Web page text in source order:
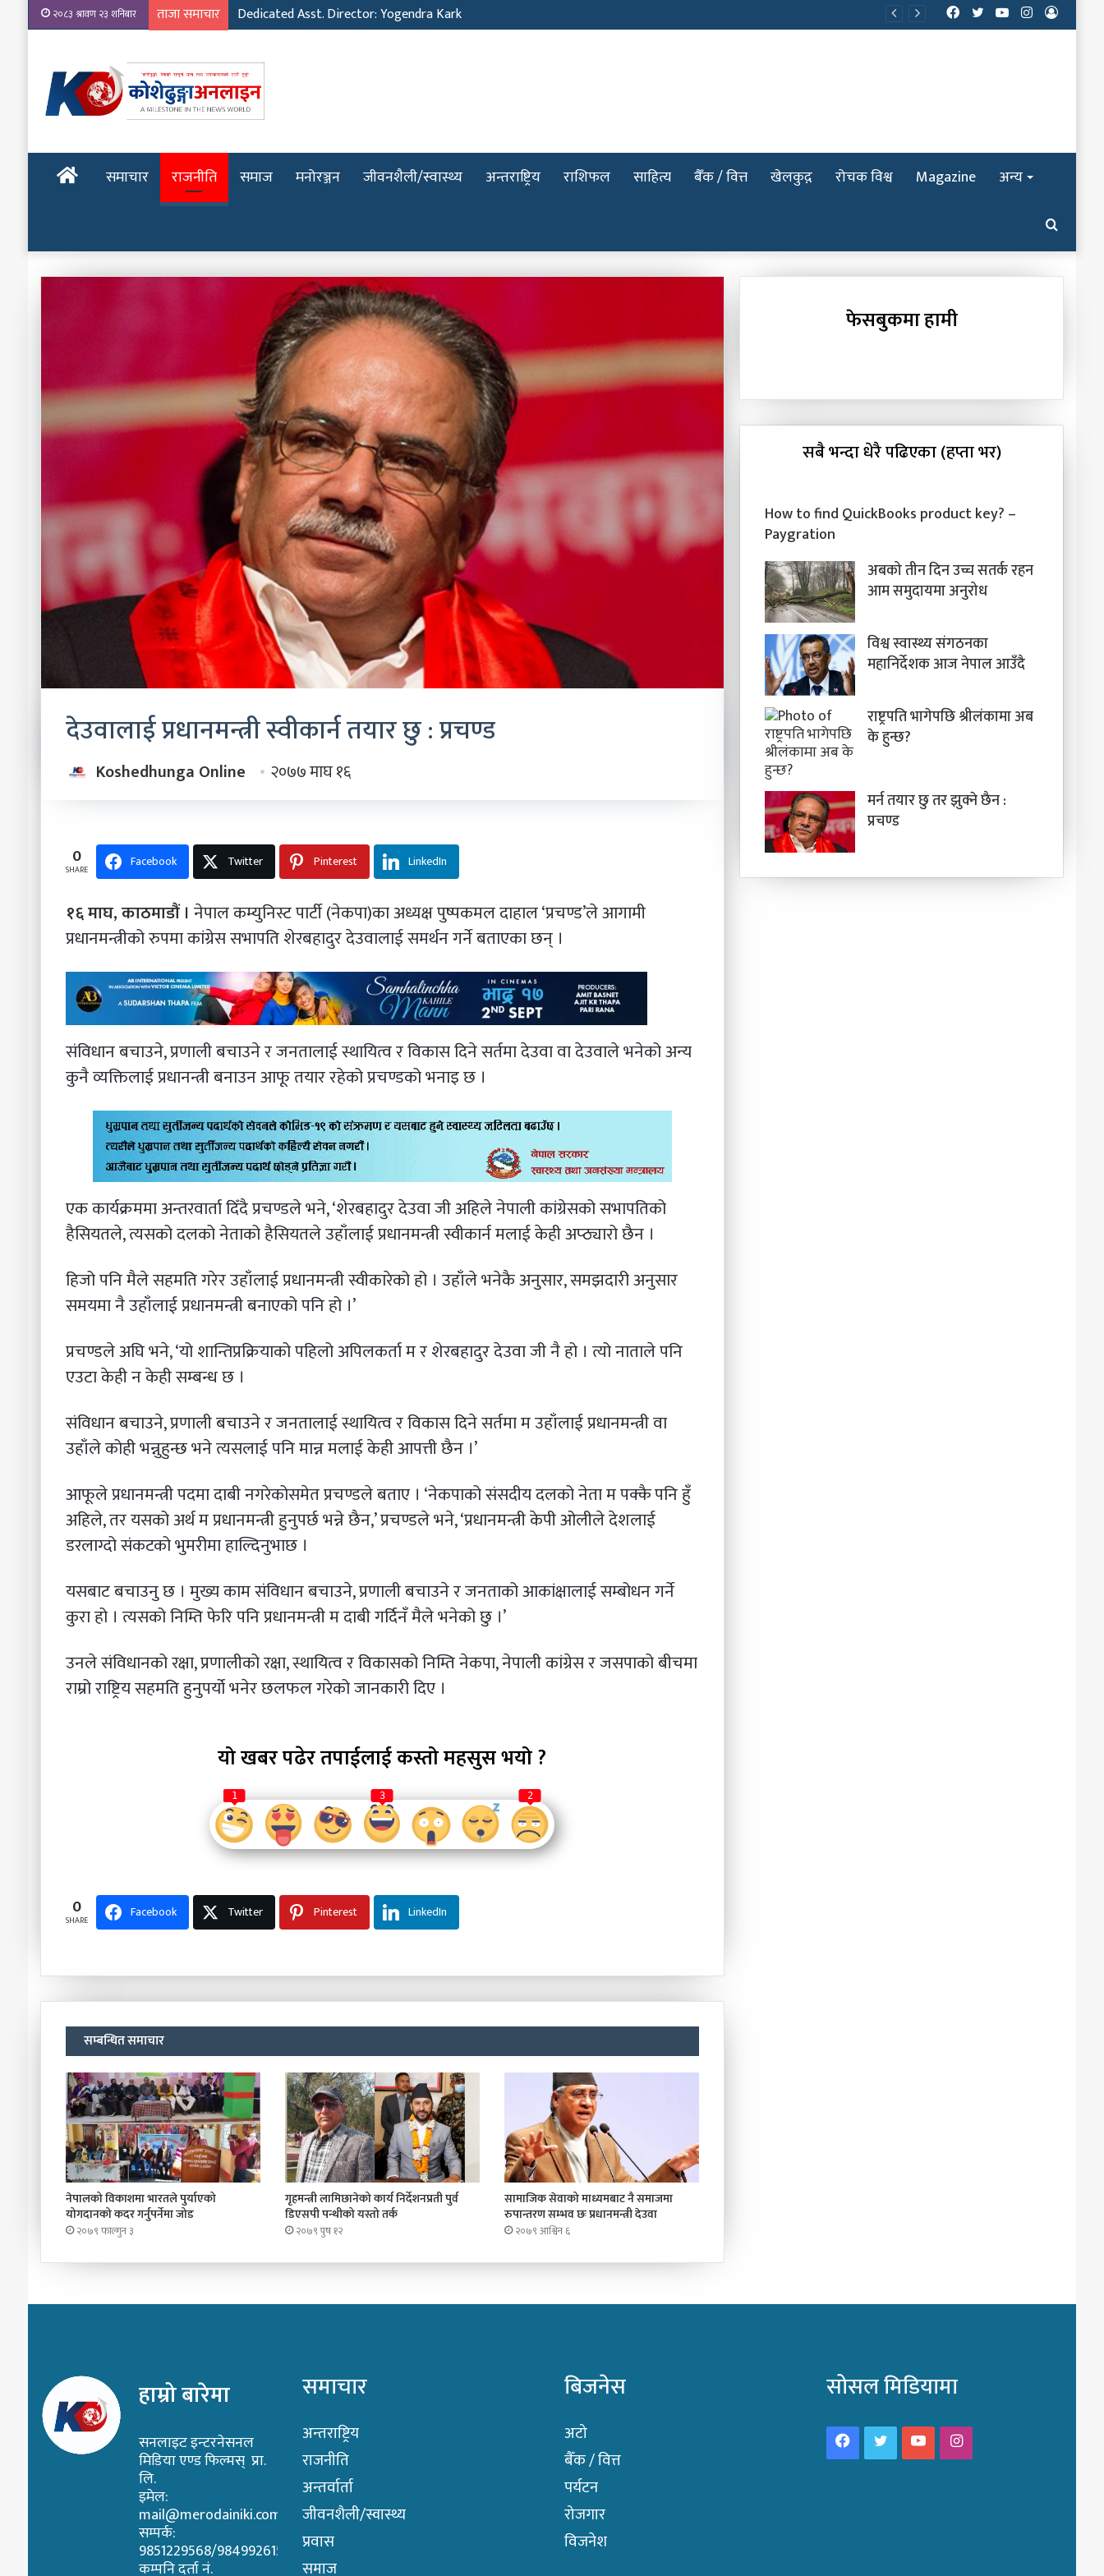
२०८३ श्रावण २३ शनिबार ताजा समाचार Dedicated Asst. Director: Yogendra Kark
Log
Instagram
YouTube
Twitter
Facebook
होमपेजसमाचार राजनीति समाज मनोरञ्जन जीवनशैली/स्वास्थ्य अन्तराष्ट्रिय राशिफल साहित्य बैँक / वित्त खेलकुद़़ रोचक विश्व Magazine अन्य
Search
for
देउवालाई प्रधानमन्त्री स्वीकार्न तयार छु : प्रचण्ड
Koshedhunga Online २०७७ माघ १६
0
SHARE Facebook Twitter Pinterest LinkedIn
१६ माघ, काठमाडौं । नेपाल कम्युनिस्ट पार्टी (नेकपा)का अध्यक्ष पुष्पकमल दाहाल ‘प्रचण्ड’ले आगामी
प्रधानमन्त्रीको रुपमा कांग्रेस सभापति शेरबहादुर देउवालाई समर्थन गर्ने बताएका छन् ।
संविधान बचाउने, प्रणाली बचाउने र जनतालाई स्थायित्व र विकास दिने सर्तमा देउवा वा देउवाले भनेको अन्य
कुनै व्यक्तिलाई प्रधानन्त्री बनाउन आफू तयार रहेको प्रचण्डको भनाइ छ ।
एक कार्यक्रममा अन्तरवार्ता दिँदै प्रचण्डले भने, ‘शेरबहादुर देउवा जी अहिले नेपाली कांग्रेसको सभापतिको
हैसियतले, त्यसको दलको नेताको हैसियतले उहाँलाई प्रधानमन्त्री स्वीकार्न मलाई केही अप्ठ्यारो छैन ।
हिजो पनि मैले सहमति गरेर उहाँलाई प्रधानमन्त्री स्वीकारेको हो । उहाँले भनेकै अनुसार, समझदारी अनुसार
समयमा नै उहाँलाई प्रधानमन्त्री बनाएको पनि हो ।’
प्रचण्डले अघि भने, ‘यो शान्तिप्रक्रियाको पहिलो अपिलकर्ता म र शेरबहादुर देउवा जी नै हो । त्यो नाताले पनि
एउटा केही न केही सम्बन्ध छ ।
संविधान बचाउने, प्रणाली बचाउने र जनतालाई स्थायित्व र विकास दिने सर्तमा म उहाँलाई प्रधानमन्त्री वा
उहाँले कोही भन्नुहुन्छ भने त्यसलाई पनि मान्न मलाई केही आपत्ती छैन ।’
आफूले प्रधानमन्त्री पदमा दाबी नगरेकोसमेत प्रचण्डले बताए । ‘नेकपाको संसदीय दलको नेता म पक्कै पनि हुँ
अहिले, तर यसको अर्थ म प्रधानमन्त्री हुनुपर्छ भन्ने छैन,’ प्रचण्डले भने, ‘प्रधानमन्त्री केपी ओलीले देशलाई
डरलाग्दो संकटको भुमरीमा हाल्दिनुभाछ ।
यसबाट बचाउनु छ । मुख्य काम संविधान बचाउने, प्रणाली बचाउने र जनताको आकांक्षालाई सम्बोधन गर्ने
कुरा हो । त्यसको निम्ति फेरि पनि प्रधानमन्त्री म दाबी गर्दिनँ मैले भनेको छु ।’
उनले संविधानको रक्षा, प्रणालीको रक्षा, स्थायित्व र विकासको निम्ति नेकपा, नेपाली कांग्रेस र जसपाको बीचमा
राम्रो राष्ट्रिय सहमति हुनुपर्यो भनेर छलफल गरेको जानकारी दिए ।
यो खबर पढेर तपाईलाई कस्तो महसुस भयो ?
1 3 2
0
SHARE Facebook Twitter Pinterest LinkedIn
सम्बन्धित समाचार
नेपालको विकाशमा भारतले पुर्याएको
योगदानको कदर गर्नुपर्नेमा जोड
२०७९ फाल्गुन ३
गृहमन्त्री लामिछानेको कार्य निर्देशनप्रती पुर्व
डिएसपी पन्थीको यस्तो तर्क
२०७९ पुष १२
सामाजिक सेवाको माध्यमबाट नै समाजमा
रुपान्तरण सम्भव छः प्रधानमन्त्री देउवा
२०७९ आश्विन ६
फेसबुकमा हामी
सबै भन्दा धेरै पढिएका (हप्ता भर)
How to find QuickBooks product key? –
Paygration
अबको तीन दिन उच्च सतर्क रहन
आम समुदायमा अनुरोध
विश्व स्वास्थ्य संगठनका
महानिर्देशक आज नेपाल आउँदै
राष्ट्रपति भागेपछि श्रीलंकामा अब
के हुन्छ?
मर्न तयार छु तर झुक्ने छैन :
प्रचण्ड
हाम्रो बारेमा
सनलाइट इन्टरनेसनल
मिडिया एण्ड फिल्मस् प्रा.
लि.
इमेल:
mail@merodainiki.com
सम्पर्क:
9851229568/9849926158
कम्पनि दर्ता नं.
समाचार
अन्तराष्ट्रिय
राजनीति
अन्तर्वार्ता
जीवनशैली/स्वास्थ्य
प्रवास
समाज
बिजनेस
अटो
बैँक / वित्त
पर्यटन
रोजगार
विजनेश
सोसल मिडियामा
FacebookTwitterYouTubeInstagram